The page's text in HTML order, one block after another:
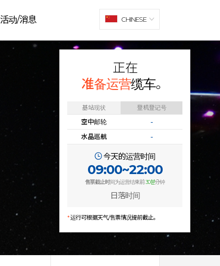
正在
准备运营缆车。
基站现状 登机登记号
空中邮轮
-
水晶巡航
-
今天的运营时间
09:00~22:00
售票截止时间为运营结束前30분分钟
日落时间
*运行可根据天气/售票情况提前截止。
活动/消息 CHINESE